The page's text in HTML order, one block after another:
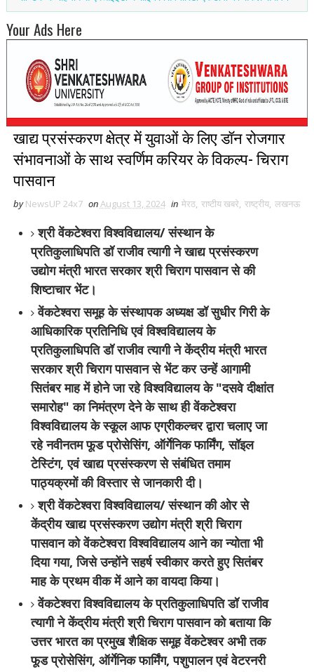
Your Ads Here
खाद्य प्रसंस्करण क्षेत्र में युवाओं के लिए डॉन रोजगार
संभावनाओं के साथ स्वर्णिम करियर के विकल्प- चिराग
पासवान
by NewsUP 24x7 onAugust 13, 2024 in मेरठ, राष्टीय खबरे, राष्ट्रीय, लखनऊ
श्री वेंकटेश्वरा विश्वविद्यालय/ संस्थान के
प्रतिकुलाधिपति डॉ राजीव त्यागी ने खाद्य प्रसंस्करण
उद्योग मंत्री भारत सरकार श्री चिराग पासवान से की
शिष्टाचार भेंट।
वेंकटेश्वरा समूह के संस्थापक अध्यक्ष डॉ सुधीर गिरी के
आधिकारिक प्रतिनिधि एवं विश्वविद्यालय के
प्रतिकुलाधिपति डॉ राजीव त्यागी ने केंद्रीय मंत्री भारत
सरकार श्री चिराग पासवान से भेंट कर उन्हें आगामी
सितंबर माह में होने जा रहे विश्वविद्यालय के "दसवे दीक्षांत
समारोह" का निमंत्रण देने के साथ ही वेंकटेश्वरा
विश्वविद्यालय के स्कूल आफ एग्रीकल्चर द्वारा चलाए जा
रहे नवीनतम फूड प्रोसेसिंग, ऑर्गेनिक फार्मिंग, सॉइल
टेस्टिंग, एवं खाद्य प्रसंस्करण से संबंधित तमाम
पाठ्यक्रमों की विस्तार से जानकारी दी।
श्री वेंकटेश्वरा विश्वविद्यालय/ संस्थान की ओर से
केंद्रीय खाद्य प्रसंस्करण उद्योग मंत्री श्री चिराग
पासवान को वेंकटेश्वरा विश्वविद्यालय आने का न्योता भी
दिया गया, जिसे उन्होंने सहर्ष स्वीकार करते हुए सितंबर
माह के प्रथम वीक में आने का वायदा किया।
वेंकटेश्वरा विश्वविद्यालय के प्रतिकुलाधिपति डॉ राजीव
त्यागी ने केंद्रीय मंत्री श्री चिराग पासवान को बताया कि
उत्तर भारत का प्रमुख शैक्षिक समूह वेंकटेश्वर अभी तक
फूड प्रोसेसिंग, ऑर्गेनिक फार्मिंग, पशुपालन एवं वेटरनरी